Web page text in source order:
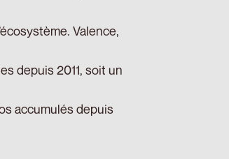
Valence,
depuis 2011, soit un
accumulés depuis